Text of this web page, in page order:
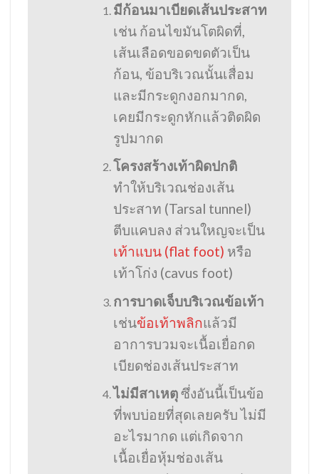
มีก้อนมาเบียดเส้นประสาท
เช่น ก้อนไขมันโตผิดที่,
เส้นเลือดขอดขดตัวเป็น
ก้อน, ข้อบริเวณนั้นเสื่อม
และมีกระดูกงอกมากด,
เคยมีกระดูกหักแล้วติดผิด
รูปมากด
โครงสร้างเท้าผิดปกติ
ทำให้บริเวณช่องเส้น
ประสาท (Tarsal tunnel)
ตีบแคบลง ส่วนใหญจะเป็น
เท้าแบน (flat foot) หรือ
เท้าโก่ง (cavus foot)
การบาดเจ็บบริเวณข้อเท้า
เช่นข้อเท้าพลิกแล้วมี
อาการบวมจะเนื้อเยื่อกด
เบียดช่องเส้นประสาท
ไม่มีสาเหตุซึ่งอันนี้เป็นข้อ
ที่พบบ่อยที่สุดเลยครับ ไม่มี
อะไรมากด แต่เกิดจาก
เนื้อเยื่อหุ้มช่องเส้น